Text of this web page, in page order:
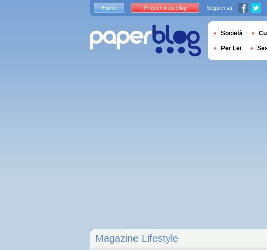
Magazine Lifestyle
Home Proponi il tuo blog Seguici su
Società
Per Lei